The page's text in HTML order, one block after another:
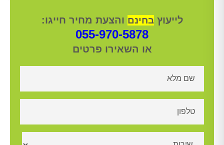
לייעוץבחינם והצעת מחיר חייגו:
055-970-5878
או השאירו פרטים